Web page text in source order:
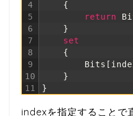
4
5
6
7
8
9
10
11
{
return
}
set
{
Bits [
}
}
indexを指定することで